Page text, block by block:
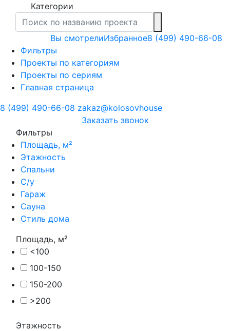
Категории
Вы смотрелиИзбранное8 (499) 490-66-08
Фильтры
Проекты по категориям
Проекты по сериям
Главная страница
8 (499) 490-66-08 zakaz@kolosovhouse
3аказать звонок
Фильтры
Площадь, м²
Этажность
Спальни
С/у
Гараж
Сауна
Стиль дома
Площадь, м²
<100
100-150
150-200
>200
Этажность